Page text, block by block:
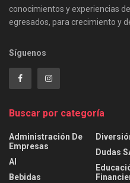
conocimientos y experiencias
egresados, para crecimiento y
Síguenos
Buscar por categoría
Administración De
Empresas
AI
Bebidas
Dudas